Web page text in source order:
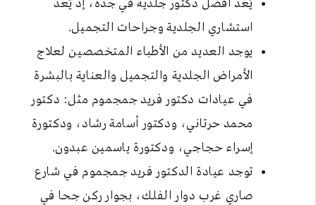
يُعد افضل دكتور جلدية في جدة، إذ يُعد
استشاري الجلدية وجراحات التجميل.
يوجد العديد من الأطباء المتخصصين لعلاج
الأمراض الجلدية والتجميل والعناية بالبشرة
في عيادات دكتور فريد جمجموم مثل: دكتور
محمد حرتاني، ودكتور أسامة رشاد، ودكتورة
إسراء حجاجي، ودكتورة ياسمين عبدون.
توجد عيادة الدكتور فريد جمجموم في شارع
صاري غرب دوار الفلك، بجوار ركن جحا في